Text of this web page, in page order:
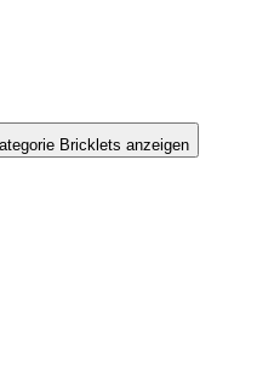
Bricklets anzeigen